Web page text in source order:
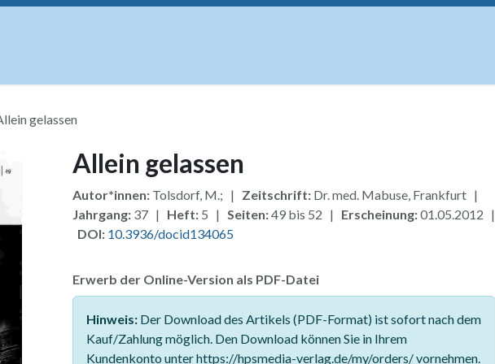
gelassen
Allein gelassen
Autor*innen:Tolsdorf, M.; | Zeitschrift:Dr. med. Mabuse, Frankfurt |
Jahrgang:37 | Heft:5 | Seiten:49 bis 52 | Erscheinung:01.05.2012 |
DOI: 10.3936/docid134065
Erwerb der Online-Version als PDF-Datei
Hinweis:Der Download des Artikels (PDF-Format) ist sofort nach dem
Kauf/Zahlung möglich. Den Download können Sie in Ihrem
Kundenkonto unter https://hpsmedia-verlag.de/my/orders/ vornehmen.